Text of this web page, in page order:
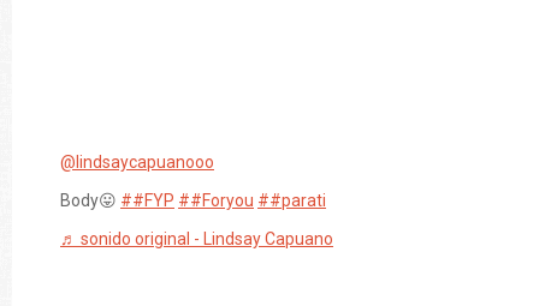
@lindsaycapuanooo
Body😛 ##FYP ##Foryou ##parati
♬ sonido original - Lindsay Capuano